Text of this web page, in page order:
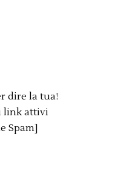
dire la tua!
link attivi
Spam]